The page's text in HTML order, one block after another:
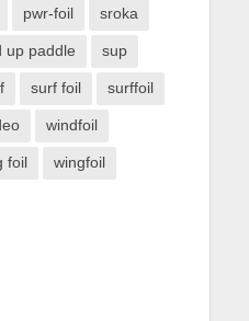
pwr-foil sroka
up paddle sup
surf foil surffoil
windfoil
foil wingfoil